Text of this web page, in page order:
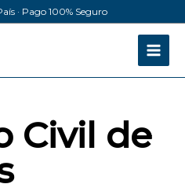
· Pago 100% Seguro
Civil de